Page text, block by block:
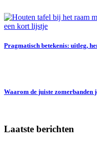
Pragmatisch betekenis: uitleg,
Waarom de juiste
Laatste berichten